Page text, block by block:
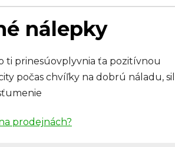
nálepky
ti prinesúovplyvnia ťa pozitívnou
počas chvíľky na dobrú náladu,
prodejnách?